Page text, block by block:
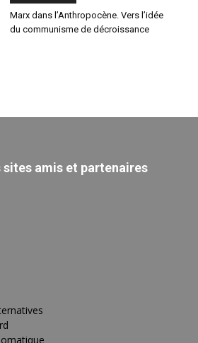
Marx dans l’Anthropocène. Vers l’idée
du communisme de décroissance
amis et partenaires